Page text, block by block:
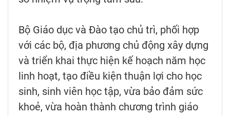
Bộ Giáo dục và Đào tạo chủ trì, phối hợp
với các bộ, địa phương chủ động xây dựng
và triển khai thực hiện kế hoạch năm học
linh hoạt, tạo điều kiện thuận lợi cho học
sinh, sinh viên học tập, vừa bảo đảm sức
khoẻ, vừa hoàn thành chương trình giáo